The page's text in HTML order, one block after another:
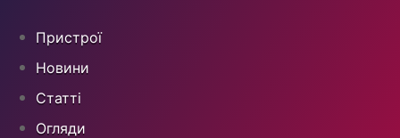
Пристрої
Новини
Статті
Огляди